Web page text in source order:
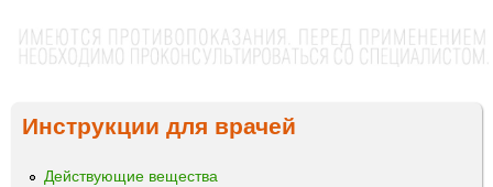
Инструкции для врачей
Действующие вещества